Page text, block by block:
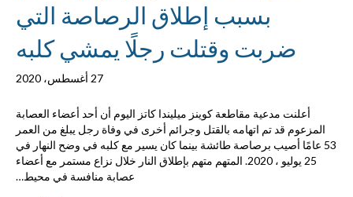
بسبب إطلاق الرصاصة التي
ضربت وقتلت رجلًا يمشي كلبه
27 أغسطس، 2020
أعلنت مدعية مقاطعة كوينز ميليندا كاتز اليوم أن أحد أعضاء العصابة
المزعوم قد تم اتهامه بالقتل وجرائم أخرى في وفاة رجل يبلغ من العمر
53 عامًا أصيب برصاصة طائشة بينما كان يسير مع كلبه في وضح النهار في
25 يوليو ، 2020. المتهم متهم بإطلاق النار خلال نزاع مستمر مع أعضاء
عصابة منافسة في محيط…